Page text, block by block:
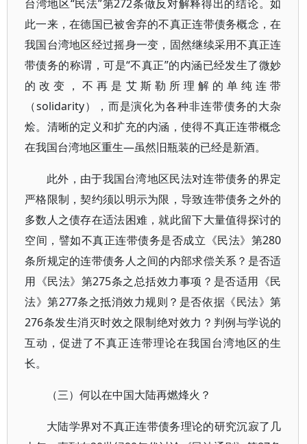
台湾地区“民法”第272条做反对解释得出的结论。如
此一来，在德国已被舍弃的不真正连带债务概念，在
我国台湾地区经过摇身一变，固然继续采用不真正连
带债务的称谓，可是“不真正”的内涵已经发生了微妙
的改变，不再是艾斯勒所理解的单纯连带
（solidarity），而是演化为各种非连带债务的大杂
烩。清晰的定义和扩充的内涵，使得不真正连带概念
在我国台湾地区重生—虽然旧瓶装的已经是新酒。
此外，由于我国台湾地区民法对连带债务的界定
严格限制，契约须以明示为限，导致连带债务之外的
多数人之债存在适法困难，就此留下大量值得探讨的
空间，譬如不真正连带债务是否成立《民法》第280
条所规定的连带债务人之间的内部求偿关系？是否适
用《民法》第275条之总括效力事项？是否适用《民
法》第277条之抵消效力规则？是否依据《民法》第
276条发生消灭时效之限制绝对效力？判例与学说的
互动，促进了不真正连带理论在我国台湾地区的生
长。
（三）何以在中国大陆再燃烽火？
大陆学界对不真正连带债务理论的研究沉寂了几